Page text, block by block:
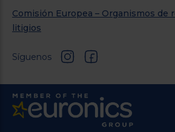
Comisión Europea – Organismos de
litigios
Síguenos